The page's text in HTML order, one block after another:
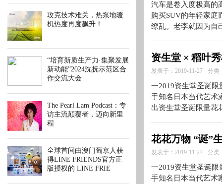
攻克技术难关，热泵地暖
机热度再度飙升！
“培育新质生产力·集聚发展
新动能”2024沈抚示范区合
作交流大会
The Pearl Lam Podcast：专
访主流颠覆者，迈向新里
程
全球首间由澳门葡京人获
得LINE FRIENDS官方正
版授权的 LINE FRIE
汽车是卷入度极高的
购买SUV的年轻家庭
缭乱。老李就因为自
资生堂 × 稻叶
发表于：2019-11-27 分类
一2019资生堂圣诞
手知名日本当代艺术
出资生堂圣诞限量花
花花万物 “诞”
发表于：2019-11-27 分类
一2019资生堂圣诞
手知名日本当代艺术